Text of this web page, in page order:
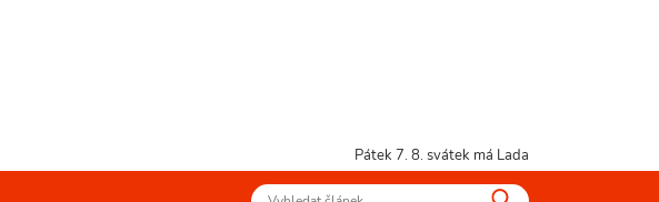
Pátek 7. 8. svátek má Lada